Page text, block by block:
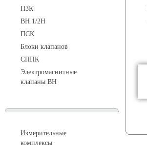
ПЗК
ВН 1/2Н
ПСК
Блоки клапанов
СППК
Электромагнитные
клапаны ВН
Измерительные
комплексы